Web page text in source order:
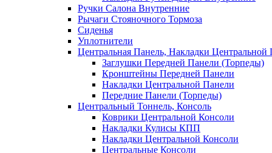
Ручки Салона Внутренние
Рычаги Стояночного Тормоза
Сиденья
Уплотнители
Центральная Панель, Накладки Центральной
Заглушки Передней Панели (Торпеды)
Кронштейны Передней Панели
Накладки Центральной Панели
Передние Панели (Торпеды)
Центральный Тоннель, Консоль
Коврики Центральной Консоли
Накладки Кулисы КПП
Накладки Центральной Консоли
Центральные Консоли